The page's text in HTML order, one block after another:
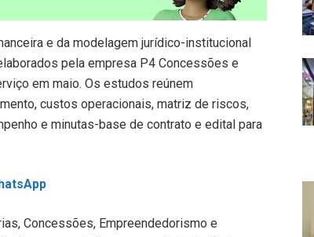
e da modelagem jurídico-institucional
pela empresa P4 Concessões e
em maio. Os estudos reúnem
custos operacionais, matriz de riscos,
e minutas-base de contrato e edital para
Concessões, Empreendedorismo e